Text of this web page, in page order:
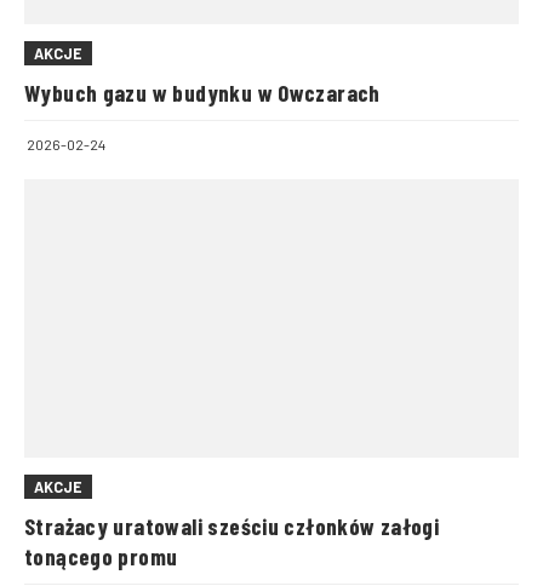
AKCJE
Wybuch gazu w budynku w Owczarach
2026-02-24
AKCJE
Strażacy uratowali sześciu członków załogi
tonącego promu